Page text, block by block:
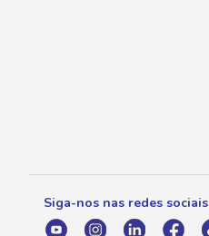
Siga-nos nas redes sociais